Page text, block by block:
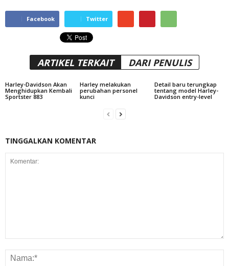
Facebook Twitter
ARTIKEL TERKAIT DARI PENULIS
Harley-Davidson Akan
Menghidupkan Kembali
Sportster 883
Harley melakukan
perubahan personel
kunci
Detail baru terungkap
tentang model Harley-
Davidson entry-level
TINGGALKAN KOMENTAR